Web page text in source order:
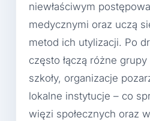
niewłaściwym
medycznymi oraz uczą
metod ich utylizacji. Po
często łączą różne grupy
szkoły, organizacje
lokalne instytucje – co
więzi społecznych oraz